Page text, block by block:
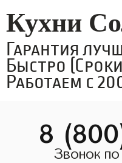
Кухни
Гарантия
Быстро
Работаем с
8
Звонок